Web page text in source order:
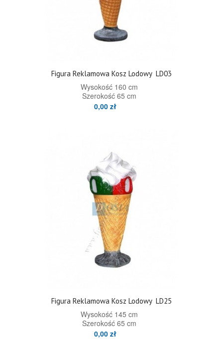
Figura Reklamowa Kosz Lodowy LD03
Wysokość 160 cm
Szerokość 65 cm
0,00 zł
Figura Reklamowa Kosz Lodowy LD25
Wysokość 145 cm
Szerokość 65 cm
0,00 zł